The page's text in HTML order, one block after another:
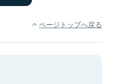
ページトップへ戻る